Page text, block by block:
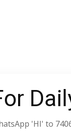
'HI' to